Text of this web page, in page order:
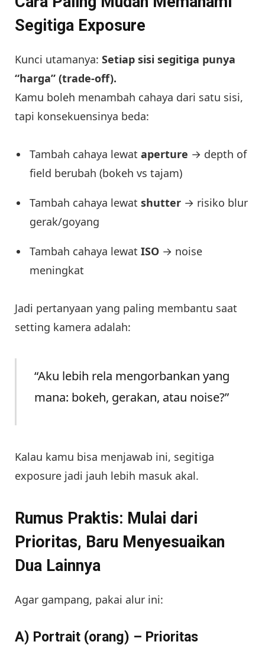
Segitiga Exposure
Kunci utamanya: Setiap sisi segitiga punya
“harga” (trade-off).
Kamu boleh menambah cahaya dari satu sisi,
tapi konsekuensinya beda:
Tambah cahaya lewat aperture → depth of
field berubah (bokeh vs tajam)
Tambah cahaya lewat shutter → risiko blur
gerak/goyang
Tambah cahaya lewat ISO → noise
meningkat
Jadi pertanyaan yang paling membantu saat
setting kamera adalah:
“Aku lebih rela mengorbankan yang
mana: bokeh, gerakan, atau noise?”
Kalau kamu bisa menjawab ini, segitiga
exposure jadi jauh lebih masuk akal.
Rumus Praktis: Mulai dari
Prioritas, Baru Menyesuaikan
Dua Lainnya
Agar gampang, pakai alur ini:
A) Portrait (orang) – Prioritas